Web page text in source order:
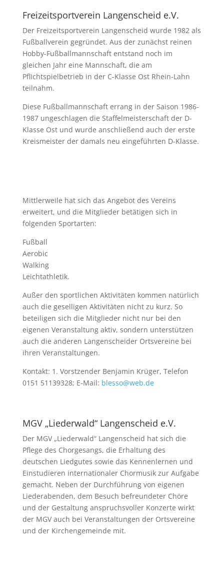
Freizeitsportverein Langenscheid e.V.
Der Freizeitsportverein Langenscheid wurde 1982 als
Fußballverein gegründet. Aus der zunächst reinen
Hobby-Fußballmannschaft entstand noch im
gleichen Jahr eine Mannschaft, die am
Pflichtspielbetrieb in der C-Klasse Ost Rhein-Lahn
teilnahm.
Diese Fußballmannschaft errang in der Saison 1986-
1987 ungeschlagen die Staffelmeisterschaft der D-
Klasse Ost und wurde anschließend auch der erste
Kreismeister der damals neu eingeführten D-Klasse.
Mittlerweile hat sich das Angebot des Vereins
erweitert, und die Mitglieder betätigen sich in
folgenden Sportarten:
Fußball
Aerobic
Walking
Leichtathletik.
Außer den sportlichen Aktivitäten kommen natürlich
auch die geselligen Aktivitäten nicht zu kurz. So
beteiligen sich die Mitglieder nicht nur bei den
eigenen Veranstaltung aktiv, sondern unterstützen
auch die anderen Langenscheider Ortsvereine bei
ihren Veranstaltungen.
Kontakt: 1. Vorstzender Benjamin Krüger, Telefon
0151 51139328; E-Mail: blesso@web.de
MGV „Liederwald“ Langenscheid e.V.
Der MGV „Liederwald“ Langenscheid hat sich die
Pflege des Chorgesangs, die Erhaltung des
deutschen Liedgutes sowie das Kennenlernen und
Einstudieren internationaler Chormusik zur Aufgabe
gemacht. Neben der Durchführung von eigenen
Liederabenden, dem Besuch befreundeter Chöre
und der Gestaltung anspruchsvoller Konzerte wirkt
der MGV auch bei Veranstaltungen der Ortsvereine
und der Kirchengemeinde mit.